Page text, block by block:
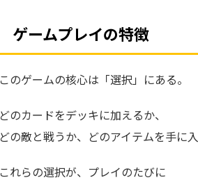
ゲームプレイの特徴
このゲームの核心は「選択」にある。
どのカードをデッキに加えるか、
どの敵と戦うか、どのアイテムを手に
これらの選択が、プレイのたびに